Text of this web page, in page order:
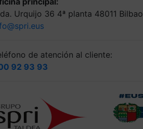
Urquijo 36 4ª planta 48011 Bilbao
de atención al cliente:
92 93 93